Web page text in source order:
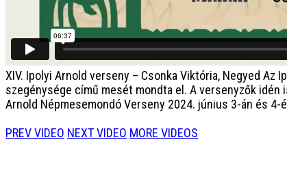
XIV. Ipolyi Arnold verseny – Csonka Viktória, Negyed Az
szegénysége című mesét mondta el. A versenyzők
Arnold Népmesemondó Verseny 2024. június 3-án és
PREV VIDEO NEXT VIDEO MORE VIDEOS